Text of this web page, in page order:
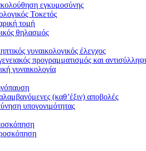
εγκυμοσύνης
Τοκετός
τομή
θηλασμός
γυναικολογικός έλεγχος
προγραμματισμός και
γυναικολογία
(καθ’έξιν) αποβολές
υπογονιμότητας